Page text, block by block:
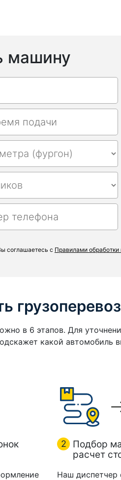
машину
подачи
соглашаетесь с Правилами
в 6 этапов. Для
какой автомобиль
2
Подбор
расчет
Наш диспетчер